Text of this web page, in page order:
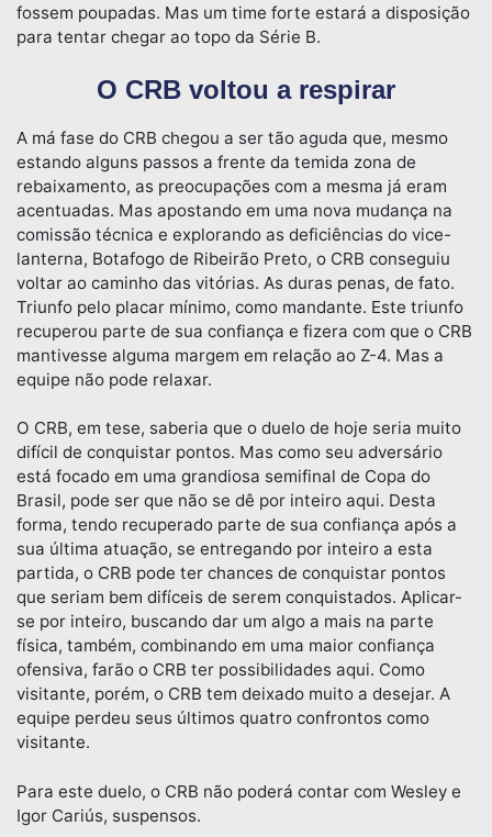
fossem poupadas. Mas um time forte estará a disposição
para tentar chegar ao topo da Série B.
O CRB voltou a respirar
A má fase do CRB chegou a ser tão aguda que, mesmo
estando alguns passos a frente da temida zona de
rebaixamento, as preocupações com a mesma já eram
acentuadas. Mas apostando em uma nova mudança na
comissão técnica e explorando as deficiências do vice-
lanterna, Botafogo de Ribeirão Preto, o CRB conseguiu
voltar ao caminho das vitórias. As duras penas, de fato.
Triunfo pelo placar mínimo, como mandante. Este triunfo
recuperou parte de sua confiança e fizera com que o CRB
mantivesse alguma margem em relação ao Z-4. Mas a
equipe não pode relaxar.
O CRB, em tese, saberia que o duelo de hoje seria muito
difícil de conquistar pontos. Mas como seu adversário
está focado em uma grandiosa semifinal de Copa do
Brasil, pode ser que não se dê por inteiro aqui. Desta
forma, tendo recuperado parte de sua confiança após a
sua última atuação, se entregando por inteiro a esta
partida, o CRB pode ter chances de conquistar pontos
que seriam bem difíceis de serem conquistados. Aplicar-
se por inteiro, buscando dar um algo a mais na parte
física, também, combinando em uma maior confiança
ofensiva, farão o CRB ter possibilidades aqui. Como
visitante, porém, o CRB tem deixado muito a desejar. A
equipe perdeu seus últimos quatro confrontos como
visitante.
Para este duelo, o CRB não poderá contar com Wesley e
Igor Cariús, suspensos.